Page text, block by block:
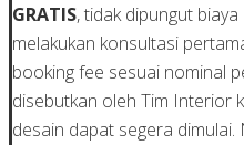
GRATIS, tidak dipungut
melakukan konsultasi
booking fee sesuai nominal
disebutkan oleh Tim Interior
desain dapat segera